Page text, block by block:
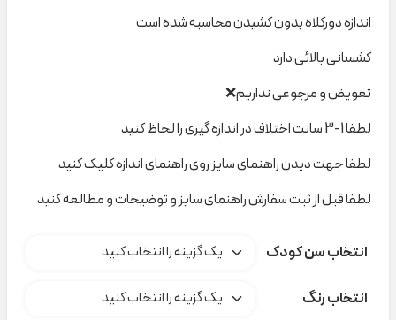
اندازه دورکلاه بدون کشیدن محاسبه شده است
کشسانی بالائی دارد
تعویض و مرجوعی نداریم❌
لطفا 1-3 سانت اختلاف در اندازه گیری را لحاظ کنید
لطفا جهت دیدن راهنمای سایز روی راهنمای اندازه کلیک کنید
لطفا قبل از ثبت سفارش راهنمای سایز و توضیحات و مطالعه کنید
انتخاب سن کودک
انتخاب رنگ